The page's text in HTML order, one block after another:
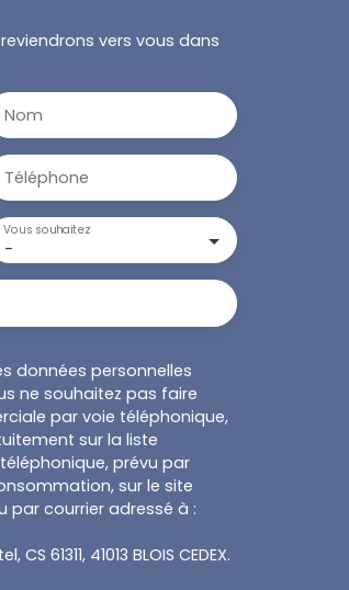
vers vous dans
Nom
Téléphone
-
Vous souhaitez
données personnelles
ne souhaitez pas faire
par voie téléphonique,
sur la liste
prévu par
sur le site
par courrier adressé à :
61311, 41013 BLOIS CEDEX.